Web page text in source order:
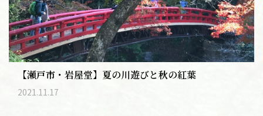
【瀬戸市・岩屋堂】夏の川遊びと秋の紅葉
2021.11.17